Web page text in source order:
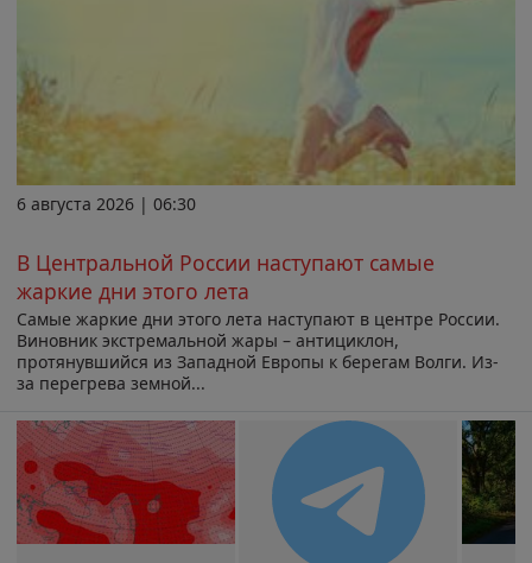
6 августа 2026 | 06:30
В Центральной России наступают самые
жаркие дни этого лета
Самые жаркие дни этого лета наступают в центре России.
Виновник экстремальной жары – антициклон,
протянувшийся из Западной Европы к берегам Волги. Из-
за перегрева земной...